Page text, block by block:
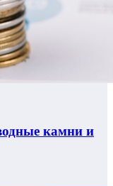
камни и